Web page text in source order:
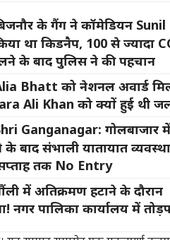
के गैंग ने कॉमेडियन Sunil
था किडनैप, 100 से ज्यादा
के बाद पुलिस ने की पहचान
Bhatt को नेशनल अवार्ड
Ali Khan को क्यों हुई थी
Ganganagar: गोलबाजार में
के बाद संभाली यातायात
तक No Entry
में अतिक्रमण हटाने के दौरान
नगर पालिका कार्यालय में